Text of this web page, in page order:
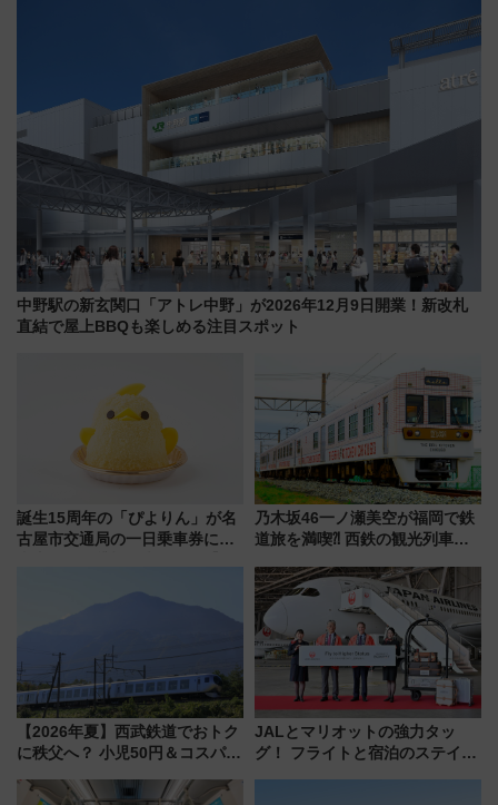
中野駅の新玄関口「アトレ中野」が2026年12月9日開業！新改札
直結で屋上BBQも楽しめる注目スポット
誕生15周年の「ぴよりん」が名
古屋市交通局の一日乗車券に！
乃木坂46一ノ瀬美空が福岡で鉄
道旅を満喫⁈ 西鉄の観光列車
CHIKUGO」で巡る福岡･太宰
府･柳川の旅！YouTubeが公開
に
【2026年夏】西武鉄道でおトク
に秩父へ？ 小児50円＆コスパ最
族旅行！ 深夜の正丸トンネル探
JALとマリオットの強力タッ
グ！ フライトと宿泊のステイタ